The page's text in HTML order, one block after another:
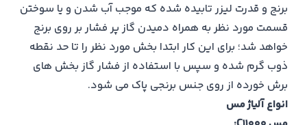
برنج و قدرت لیزر تابیده شده که موجب آب شدن و یا سوختن
قسمت مورد نظر به همراه دمیدن گاز پر فشار بر روی برنج
خواهد شد؛ برای این کار ابتدا بخش مورد نظر را تا حد نقطه
ذوب گرم شده و سپس با استفاده از فشار گاز بخش های
برش خورده از روی جنس برنجی پاک می شود.
انواع آلیاژ مس